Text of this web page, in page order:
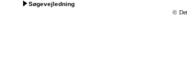
Søgevejledning
© Det